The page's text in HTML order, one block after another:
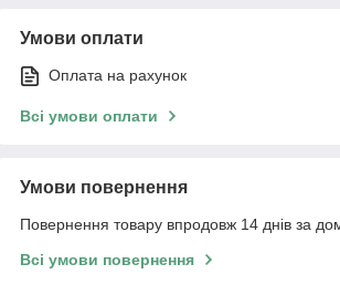
Умови оплати
Оплата на рахунок
Всі умови оплати
Умови повернення
Повернення товару впродовж 14 днів за
Всі умови повернення